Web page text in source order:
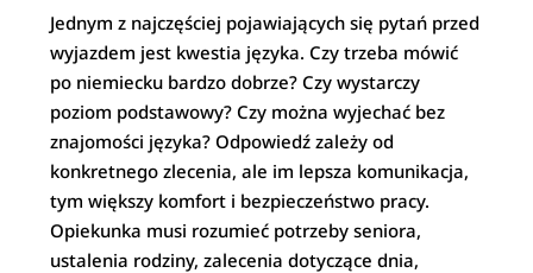
Jednym z najczęściej pojawiających się pytań przed
wyjazdem jest kwestia języka. Czy trzeba mówić
po niemiecku bardzo dobrze? Czy wystarczy
poziom podstawowy? Czy można wyjechać bez
znajomości języka? Odpowiedź zależy od
konkretnego zlecenia, ale im lepsza komunikacja,
tym większy komfort i bezpieczeństwo pracy.
Opiekunka musi rozumieć potrzeby seniora,
ustalenia rodziny, zalecenia dotyczące dnia,